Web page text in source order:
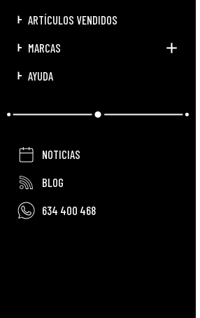
ARTÍCULOS VENDIDOS
MARCAS
AYUDA
NOTICIAS
BLOG
634 400 468